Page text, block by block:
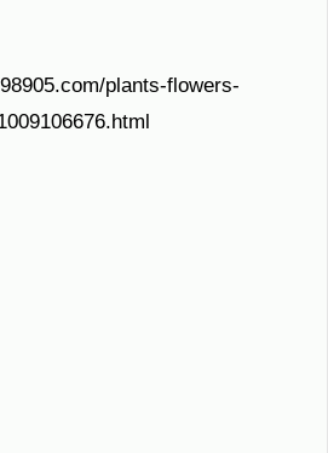
plants-flowers-